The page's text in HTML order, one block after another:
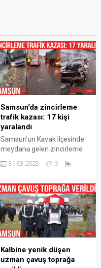
Samsun’da zincirleme
trafik kazası: 17 kişi
yaralandı
Samsun’un Kavak ilçesinde
meydana gelen zincirleme
kişi yaralandı. Kaza,
Samsun-Ankara yolu Hacıllı
mevkisinde akşam
saatlerinde meydana geldi.
Alınan ilk bilgilere göre, kar
ve buzlanmadan dolayı
zincirleme kaza meydana
geldi. Yolcu otobüsü, tır ve
otomobiller kazaya karıştı.
31.03.2023 0
Kalbine yenik düşen
uzman çavuş toprağa